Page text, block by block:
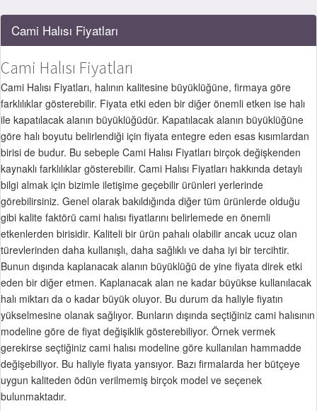
Cami Halısı Fiyatları
Cami Halısı Fiyatları
Cami Halısı Fiyatları, halının kalitesine büyüklüğüne, firmaya göre
farklılıklar gösterebilir. Fiyata etki eden bir diğer önemli etken ise halı
ile kapatılacak alanın büyüklüğüdür. Kapatılacak alanın büyüklüğüne
göre halı boyutu belirlendiği için fiyata entegre eden esas kısımlardan
birisi de budur. Bu sebeple Cami Halısı Fiyatları birçok değişkenden
kaynaklı farklılıklar gösterebilir. Cami Halısı Fiyatları hakkında detaylı
bilgi almak için bizimle iletişime geçebilir ürünleri yerlerinde
görebilirsiniz. Genel olarak bakıldığında diğer tüm ürünlerde olduğu
gibi kalite faktörü cami halısı fiyatlarını belirlemede en önemli
etkenlerden birisidir. Kaliteli bir ürün pahalı olabilir ancak ucuz olan
türevlerinden daha kullanışlı, daha sağlıklı ve daha iyi bir tercihtir.
Bunun dışında kaplanacak alanın büyüklüğü de yine fiyata direk etki
eden bir diğer etmen. Kaplanacak alan ne kadar büyükse kullanılacak
halı miktarı da o kadar büyük oluyor. Bu durum da haliyle fiyatın
yükselmesine olanak sağlıyor. Bunların dışında seçtiğiniz cami halısının
modeline göre de fiyat değişiklik gösterebiliyor. Örnek vermek
gerekirse seçtiğiniz cami halısı modeline göre kullanılan hammadde
değişebiliyor. Bu haliyle fiyata yansıyor. Bazı firmalarda her bütçeye
uygun kaliteden ödün verilmemiş birçok model ve seçenek
bulunmaktadır.